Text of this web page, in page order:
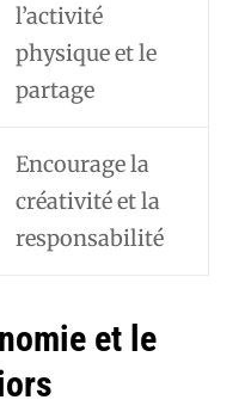
l’activité
physique et le
partage
Encourage la
créativité et la
responsabilité
et le